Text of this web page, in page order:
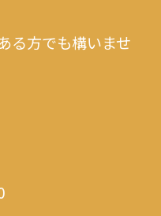
る方でも構いませ